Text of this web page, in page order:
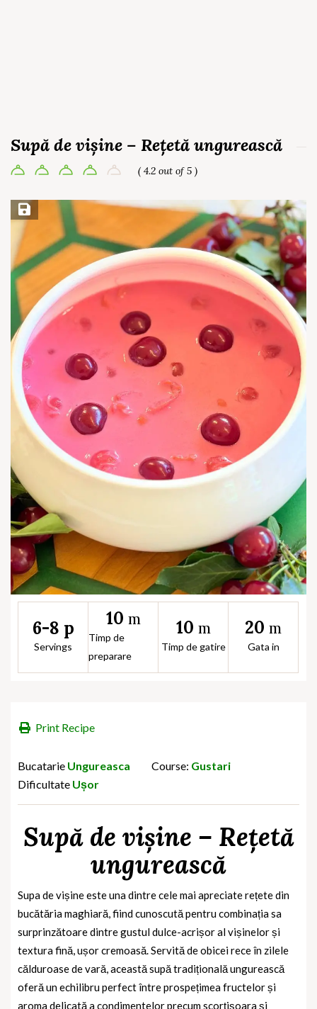
Supă de vișine – Rețetă ungurească
( 4.2 out of 5 )
Save Recipe
6-8 p
Servings
10 m
Timp de
preparare
10 m
Timp de gatire
20 m
Gata in
Print Recipe
Bucatarie Ungureasca Course: Gustari
Dificultate Ușor
Supă de vișine – Rețetă
ungurească
Supa de vișine este una dintre cele mai apreciate rețete din
bucătăria maghiară, fiind cunoscută pentru combinația sa
surprinzătoare dintre gustul dulce-acrișor al vișinelor și
textura fină, ușor cremoasă. Servită de obicei rece în zilele
călduroase de vară, această supă tradițională ungurească
oferă un echilibru perfect între prospețimea fructelor și
aroma delicată a condimentelor precum scorțișoara și